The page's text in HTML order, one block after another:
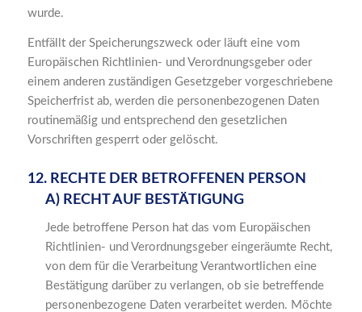
wurde.
Entfällt der Speicherungszweck oder läuft eine vom
Europäischen Richtlinien- und Verordnungsgeber oder
einem anderen zuständigen Gesetzgeber vorgeschriebene
Speicherfrist ab, werden die personenbezogenen Daten
routinemäßig und entsprechend den gesetzlichen
Vorschriften gesperrt oder gelöscht.
12. RECHTE DER BETROFFENEN PERSON
A) RECHT AUF BESTÄTIGUNG
Jede betroffene Person hat das vom Europäischen
Richtlinien- und Verordnungsgeber eingeräumte Recht,
von dem für die Verarbeitung Verantwortlichen eine
Bestätigung darüber zu verlangen, ob sie betreffende
personenbezogene Daten verarbeitet werden. Möchte